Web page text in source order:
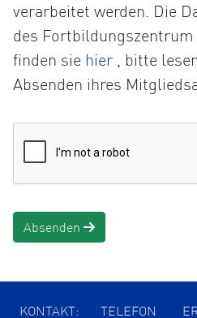
verarbeitet werden. Die
des
finden sie hier
Öffnet
die
einem
neuen
, bitte
Absenden ihres
Absenden
KONTAKT: TELEFON